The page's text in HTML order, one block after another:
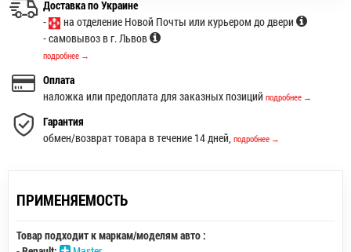
Доставка по Украине
-
на отделение Новой Почты или курьером до двери
- самовывоз в г. Львов
подробнее →
Оплата
наложка или предоплата для заказных позиций подробнее →
Гарантия
обмен/возврат товара в течение 14 дней, подробнее →
ПРИМЕНЯЕМОСТЬ
Товар подходит к маркам/моделям авто :